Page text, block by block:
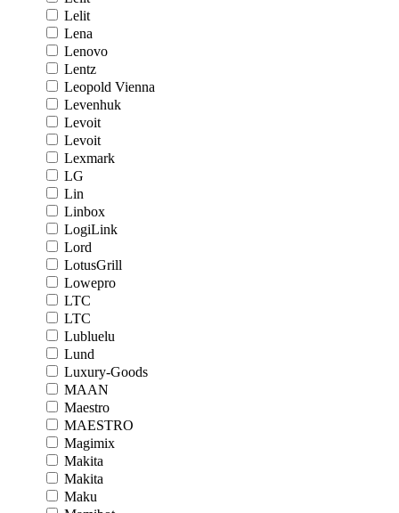
Lelit
Lena
Lenovo
Lentz
Leopold Vienna
Levenhuk
Levoit
Levoit
Lexmark
LG
Lin
Linbox
LogiLink
Lord
LotusGrill
Lowepro
LTC
LTC
Lubluelu
Lund
Luxury-Goods
MAAN
Maestro
MAESTRO
Magimix
Makita
Makita
Maku